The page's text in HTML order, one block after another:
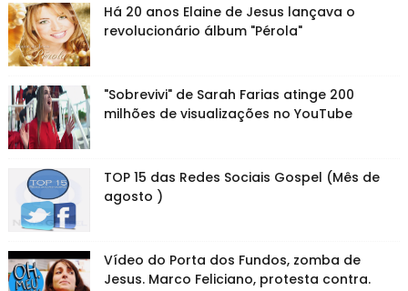
Há 20 anos Elaine de Jesus lançava o
revolucionário álbum "Pérola"
"Sobrevivi" de Sarah Farias atinge 200
milhões de visualizações no YouTube
TOP 15 das Redes Sociais Gospel (Mês de
agosto )
Vídeo do Porta dos Fundos, zomba de
Jesus. Marco Feliciano, protesta contra.